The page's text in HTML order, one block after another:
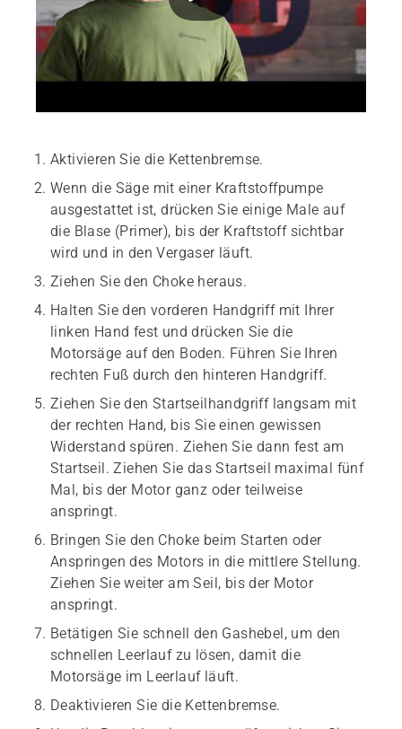
Aktivieren Sie die Kettenbremse.
Wenn die Säge mit einer Kraftstoffpumpe
ausgestattet ist, drücken Sie einige Male auf
die Blase (Primer), bis der Kraftstoff sichtbar
wird und in den Vergaser läuft.
Ziehen Sie den Choke heraus.
Halten Sie den vorderen Handgriff mit Ihrer
linken Hand fest und drücken Sie die
Motorsäge auf den Boden. Führen Sie Ihren
rechten Fuß durch den hinteren Handgriff.
Ziehen Sie den Startseilhandgriff langsam mit
der rechten Hand, bis Sie einen gewissen
Widerstand spüren. Ziehen Sie dann fest am
Startseil. Ziehen Sie das Startseil maximal fünf
Mal, bis der Motor ganz oder teilweise
anspringt.
Bringen Sie den Choke beim Starten oder
Anspringen des Motors in die mittlere Stellung.
Ziehen Sie weiter am Seil, bis der Motor
anspringt.
Betätigen Sie schnell den Gashebel, um den
schnellen Leerlauf zu lösen, damit die
Motorsäge im Leerlauf läuft.
Deaktivieren Sie die Kettenbremse.